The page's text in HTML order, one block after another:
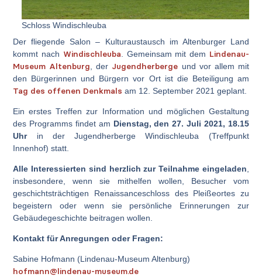
Schloss Windischleuba
Der fliegende Salon – Kulturaustausch im Altenburger Land
kommt nach Windischleuba . Gemeinsam mit dem Lindenau-
Museum Altenburg , der Jugendherberge und vor allem mit
den Bürgerinnen und Bürgern vor Ort ist die Beteiligung am
Tag des offenen Denkmals am 12. September 2021 geplant.
Ein erstes Treffen zur Information und möglichen Gestaltung
des Programms findet am Dienstag, den 27. Juli 2021, 18.15
Uhrin der Jugendherberge Windischleuba (Treffpunkt
Innenhof) statt.
Alle Interessierten sind herzlich zur Teilnahme eingeladen
insbesondere, wenn sie mithelfen wollen, Besucher vom
geschichtsträchtigen Renaissanceschloss des Pleißeortes zu
begeistern oder wenn sie persönliche Erinnerungen zur
Gebäudegeschichte beitragen wollen.
Kontakt für Anregungen oder Fragen:
Sabine Hofmann (Lindenau-Museum Altenburg)
hofmann@lindenau-museum.de